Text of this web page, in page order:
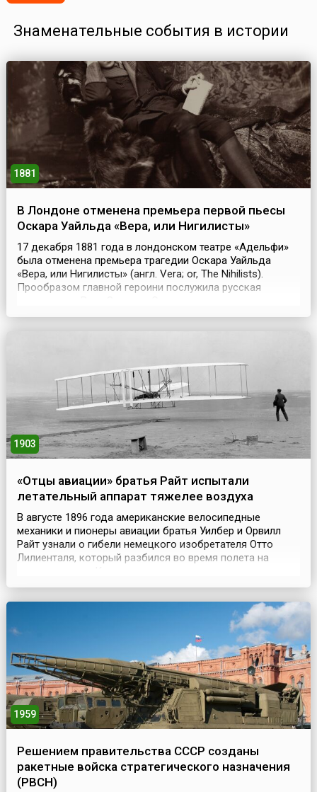
Знаменательные события в истории
1881
В Лондоне отменена премьера первой пьесы
Оскара Уайльда «Вера, или Нигилисты»
17 декабря 1881 года в лондонском театре «Адельфи»
была отменена премьера трагедии Оскара Уайльда
«Вера, или Нигилисты» (англ. Vera; or, The Nihilists).
Прообразом главной героини послужила русская
политическим причинам. В марте 1881 года от рук
1903
«Отцы авиации» братья Райт испытали
летательный аппарат тяжелее воздуха
В августе 1896 года американские велосипедные
механики и пионеры авиации братья Уилбер и Орвилл
Райт узнали о гибели немецкого изобретателя Отто
Лилиенталя, который разбился во время полета на
укрепило их в мысли создать летательный аппарат
управления. Братья Райт разработали систему горизон...
1959
Решением правительства СССР созданы
ракетные войска стратегического назначения
(РВСН)